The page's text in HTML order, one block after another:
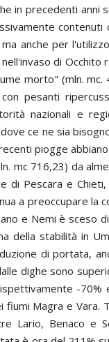
in precedenti anni
anche per
di Occhito
morto" (mln.
pesanti
nazionali e
ce ne sia
piogge
716,23) da
Pescara e
a preoccupare la
e Nemi è sceso
della stabilità in
di portata,
dighe sono
-70%
Magra e
Lario, Benaco e